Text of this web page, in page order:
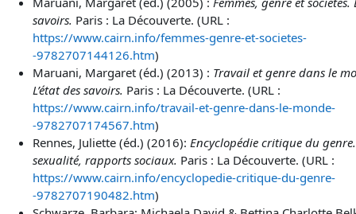
savoirs. Paris : La Découverte. (URL :
https://www.cairn.info/femmes-genre-et-societes-
-9782707144126.htm)
Maruani, Margaret (éd.) (2013) : Travail et genre dans le
L’état des savoirs. Paris : La Découverte. (URL :
https://www.cairn.info/travail-et-genre-dans-le-monde-
-9782707174567.htm)
Rennes, Juliette (éd.) (2016): Encyclopédie critique du
sexualité, rapports sociaux. Paris : La Découverte. (URL :
https://www.cairn.info/encyclopedie-critique-du-genre-
-9782707190482.htm)